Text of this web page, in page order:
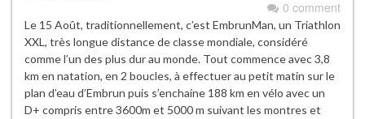
0 comment
Le 15 Août, traditionnellement, c’est EmbrunMan, un Triathlon
XXL, très longue distance de classe mondiale, considéré
comme l’un des plus dur au monde. Tout commence avec 3,8
km en natation, en 2 boucles, à effectuer au petit matin sur le
plan d’eau d’Embrun puis s’enchaine 188 km en vélo avec un
D+ compris entre 3600m et 5000 m suivant les montres et